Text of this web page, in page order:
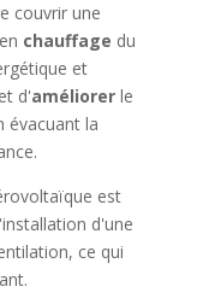
couvrir une
chauffage du
et
d'améliorerle
évacuant la
est
d'une
ce qui